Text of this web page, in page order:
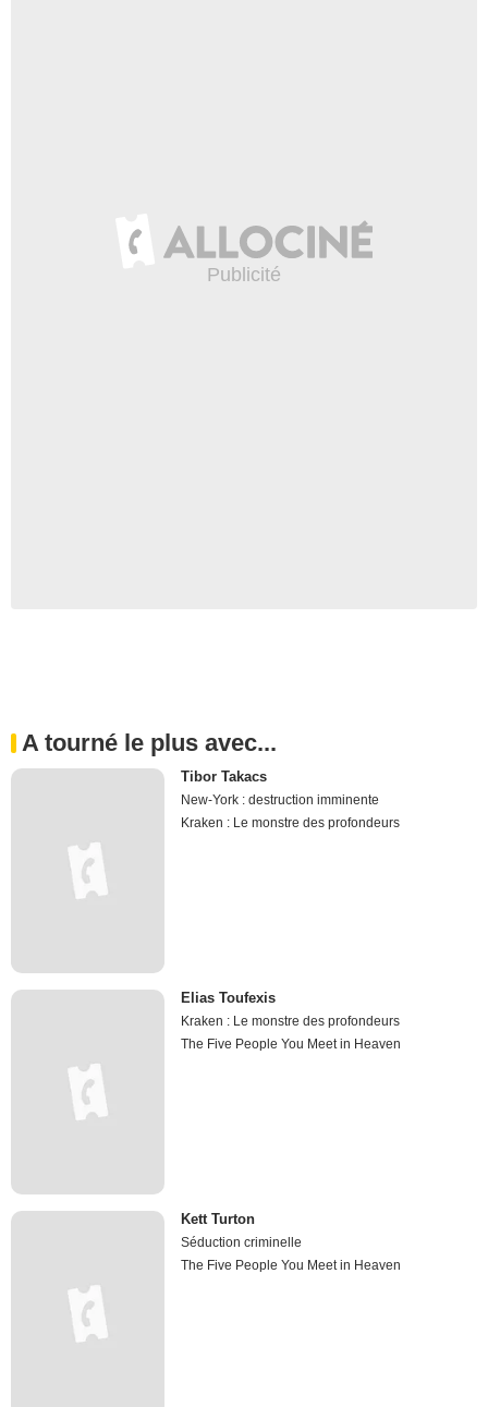
A tourné le plus avec...
Tibor Takacs
New-York : destruction imminente
Kraken : Le monstre des profondeurs
Elias Toufexis
Kraken : Le monstre des profondeurs
The Five People You Meet in Heaven
Kett Turton
Séduction criminelle
The Five People You Meet in Heaven